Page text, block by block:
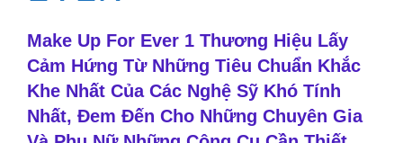
Make Up For Ever 1 Thương Hiệu Lấy
Cảm Hứng Từ Những Tiêu Chuẩn Khắc
Khe Nhất Của Các Nghệ Sỹ Khó Tính
Nhất, Đem Đến Cho Những Chuyên Gia